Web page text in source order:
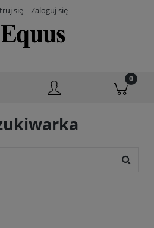
się Zaloguj się